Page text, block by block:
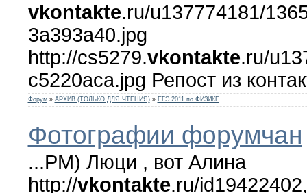
vkontakte.ru/u137774181/
3a393a40.jpg
http://cs5279.vkontakte.ru/
c5220aca.jpg Репост из
Форум » АРХИВ (ТОЛЬКО ДЛЯ ЧТЕНИЯ) » ЕГЭ 2011 по ФИЗИКЕ
Фотографии форумчан
...PM) Люци , вот Алина
http://vkontakte.ru/